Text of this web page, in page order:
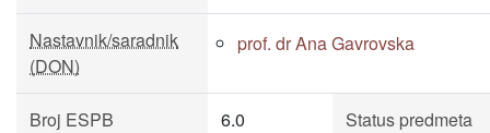
Nastavnik/saradnik
(DON)
prof. dr Ana Gavrovska
Broj ESPB 6.0 Status predmeta